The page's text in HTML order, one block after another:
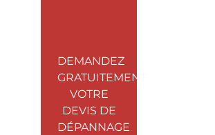
DEMANDEZ
GRATUITEMENT
VOTRE
DEVIS DE
DÉPANNAGE